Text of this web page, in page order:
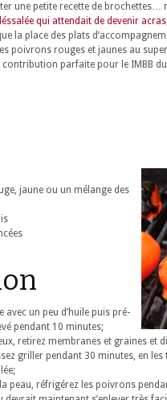
une petite recette de brochettes…
qui attendait de devenir acras
la place des plats
poivrons rouges et jaunes au
contribution parfaite pour le IMBB
jaune ou un mélange des
avec un peu d’huile puis pré-
pendant 10 minutes;
retirez membranes et graines et
griller pendant 30 minutes, en
peau, réfrigérez les poivrons